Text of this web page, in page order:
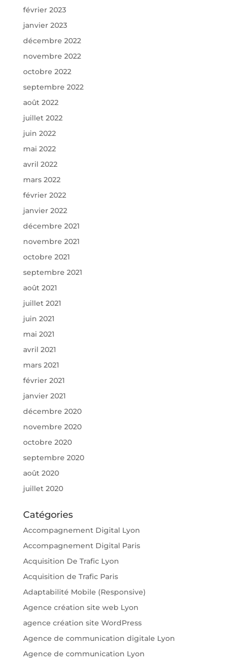
février 2023
janvier 2023
décembre 2022
novembre 2022
octobre 2022
septembre 2022
août 2022
juillet 2022
juin 2022
mai 2022
avril 2022
mars 2022
février 2022
janvier 2022
décembre 2021
novembre 2021
octobre 2021
septembre 2021
août 2021
juillet 2021
juin 2021
mai 2021
avril 2021
mars 2021
février 2021
janvier 2021
décembre 2020
novembre 2020
octobre 2020
septembre 2020
août 2020
juillet 2020
Catégories
Accompagnement Digital Lyon
Accompagnement Digital Paris
Acquisition De Trafic Lyon
Acquisition de Trafic Paris
Adaptabilité Mobile (Responsive)
Agence création site web Lyon
agence création site WordPress
Agence de communication digitale Lyon
Agence de communication Lyon